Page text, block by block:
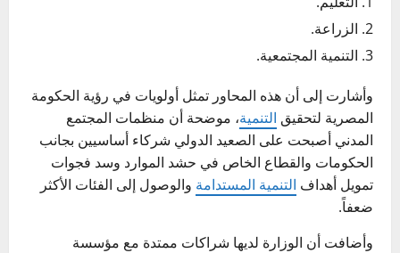
الزراعة.
التنمية المجتمعية.
وأشارت إلى أن هذه المحاور تمثل أولويات في رؤية الحكومة
المصرية لتحقيق التنمية، موضحة أن منظمات المجتمع
المدني أصبحت على الصعيد الدولي شركاء أساسيين بجانب
الحكومات والقطاع الخاص في حشد الموارد وسد فجوات
تمويل أهداف التنمية المستدامة والوصول إلى الفئات الأكثر
ضعفاً.
وأضافت أن الوزارة لديها شراكات ممتدة مع مؤسسة